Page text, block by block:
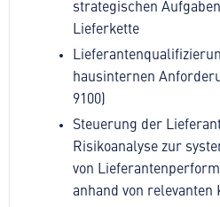
strategischen
Lieferkette
hausinternen
9100)
Steuerung der
Risikoanalyse zur
von
anhand von relevanten